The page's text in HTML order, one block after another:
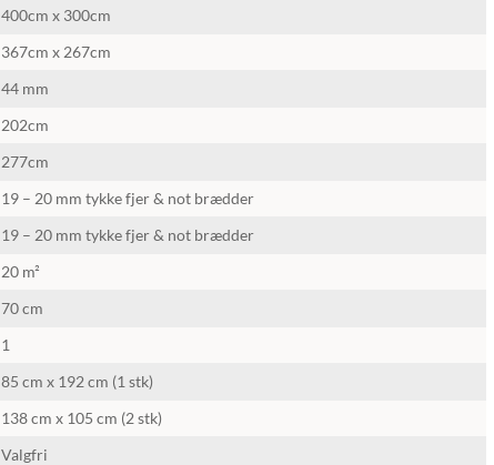
400cm x 300cm
367cm x 267cm
44 mm
202cm
277cm
19 – 20 mm tykke fjer & not brædder
19 – 20 mm tykke fjer & not brædder
20 m²
70 cm
1
85 cm x 192 cm (1 stk)
138 cm x 105 cm (2 stk)
Valgfri